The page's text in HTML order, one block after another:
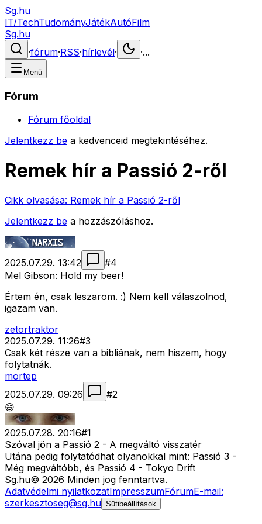
Sg.hu
IT/TechTudományJátékAutóFilm
Sg.hu
·fórum·RSS·hírlevél· ·...
Menü
Fórum
Fórum főoldal
Jelentkezz be a kedvenceid megtekintéséhez.
Remek hír a Passió 2-ről
Cikk olvasása: Remek hír a Passió 2-ről
Jelentkezz be a hozzászóláshoz.
2025.07.29. 13:42 #4
Mel Gibson: Hold my beer!
Értem én, csak leszarom. :) Nem kell válaszolnod,
igazam van.
zetortraktor
2025.07.29. 11:26#3
Csak két része van a bibliának, nem hiszem, hogy
folytatnák.
mortep
2025.07.29. 09:26
#2
😄
2025.07.28. 20:16#1
Szóval jön a Passió 2 - A megváltó visszatér
Utána pedig folytatódhat olyanokkal mint: Passió 3 -
Még megváltóbb, és Passió 4 - Tokyo Drift
Sg.hu© 2026 Minden jog fenntartva.
Adatvédelmi nyilatkozatImpresszumFórumE-mail:
szerkesztoseg@sg.hu Sütibeállítások